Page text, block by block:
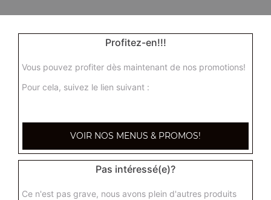
Profitez-en!!!
Vous pouvez profiter dès maintenant de nos promotions!
Pour cela, suivez le lien suivant :
VOIR NOS MENUS & PROMOS!
Pas intéressé(e)?
Ce n'est pas grave, nous avons plein d'autres produits